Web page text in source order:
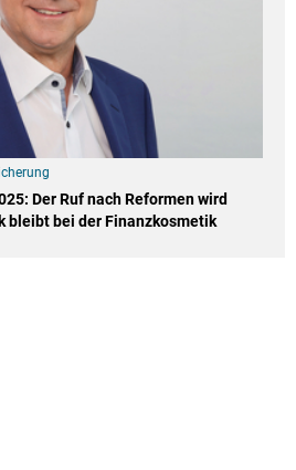
Der Ruf nach Reformen wird
bleibt bei der Finanzkosmetik